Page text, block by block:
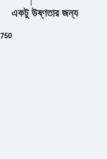
Add to cart
একটু উষ্ণতার জন্য
750